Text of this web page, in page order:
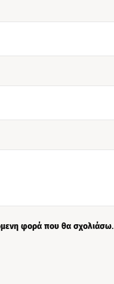
φορά που θα σχολιάσω.